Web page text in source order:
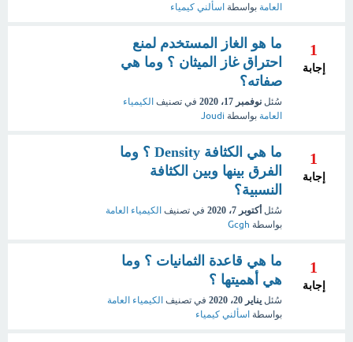
العامة بواسطة اسألني كيمياء
1
إجابة
ما هو الغاز المستخدم لمنع
احتراق غاز الميثان ؟ وما هي
صفاته؟
سُئل نوفمبر 17، 2020 في تصنيف الكيمياء
العامة بواسطة Joudi
1
إجابة
ما هي الكثافة Density ؟ وما
الفرق بينها وبين الكثافة
النسبية؟
سُئل أكتوبر 7، 2020 في تصنيف الكيمياء العامة
بواسطة Gcgh
1
إجابة
ما هي قاعدة الثمانيات ؟ وما
هي أهميتها ؟
سُئل يناير 20، 2020 في تصنيف الكيمياء العامة
بواسطة اسألني كيمياء